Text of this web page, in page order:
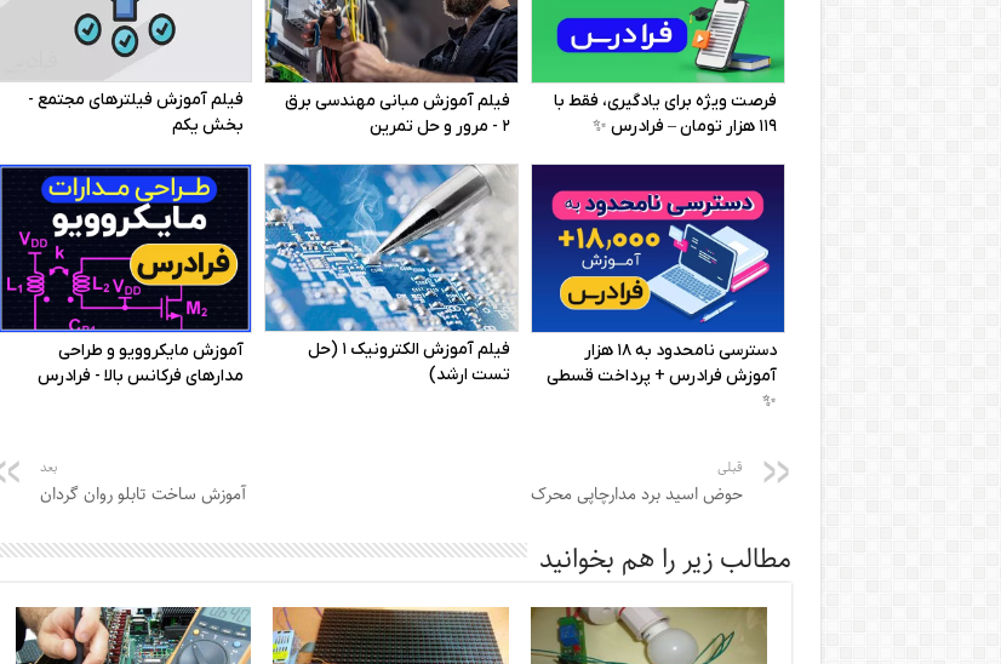
قبلی
حوض اسید برد مدارچاپی محرک
بعد
آموزش ساخت تابلو روان گردان
مطالب زیر را هم بخوانید